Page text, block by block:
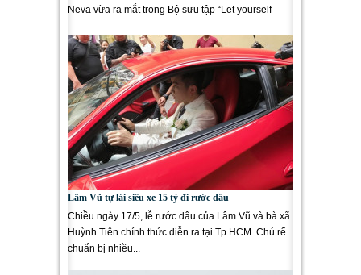
Neva vừa ra mắt trong Bộ sưu tập “Let yourself
Lâm Vũ tự lái siêu xe 15 tỷ đi rước dâu
Chiều ngày 17/5, lễ rước dâu của Lâm Vũ và bà xã
Huỳnh Tiên chính thức diễn ra tại Tp.HCM. Chú rể
chuẩn bị nhiều...